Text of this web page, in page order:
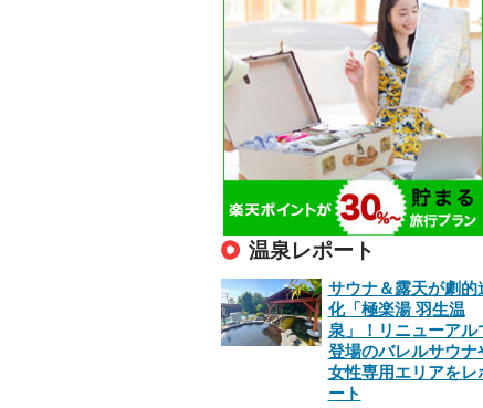
温泉レポート
サウナ＆露天が劇的
化「極楽湯 羽生温
泉」！リニューアル
登場のバレルサウナ
女性専用エリアをレ
ート